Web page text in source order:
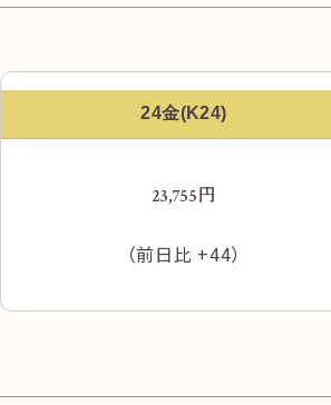
そのまま直進して頂く
24金(K24)
23,755円
（前日比 +44）